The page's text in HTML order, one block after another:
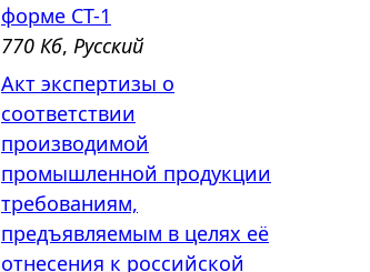
форме СТ-1
770 Кб, Русский
Акт экспертизы о
соответствии
производимой
промышленной продукции
требованиям,
предъявляемым в целях её
отнесения к российской